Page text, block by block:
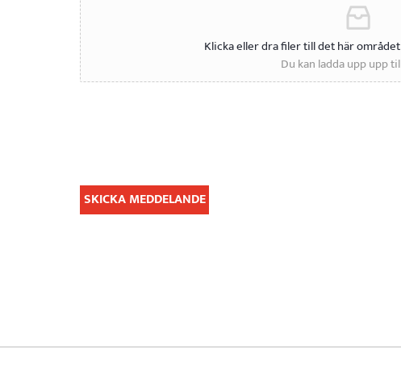
Klicka eller dra filer till det här
Du kan ladda upp upp
SKICKA MEDDELANDE